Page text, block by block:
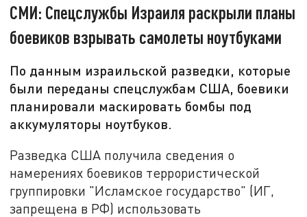
СМИ: Спецслужбы Израиля раскрыли планы
боевиков взрывать самолеты ноутбуками
По данным израильской разведки, которые
были переданы спецслужбам США, боевики
планировали маскировать бомбы под
аккумуляторы ноутбуков.
Разведка США получила сведения о
намерениях боевиков террористической
группировки "Исламское государство" (ИГ,
запрещена в РФ) использовать